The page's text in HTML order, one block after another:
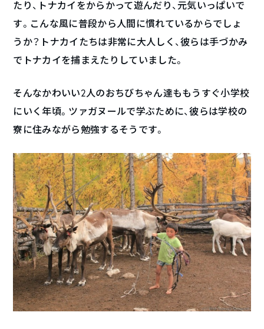
たり、トナカイをからかって遊んだり、元気いっぱいで
す。こんな風に普段から人間に慣れているからでしょ
うか？トナカイたちは非常に大人しく、彼らは手づかみ
でトナカイを捕まえたりしていました。
そんなかわいい2人のおちびちゃん達ももうすぐ小学校
にいく年頃。ツァガヌールで学ぶために、彼らは学校の
寮に住みながら勉強するそうです。